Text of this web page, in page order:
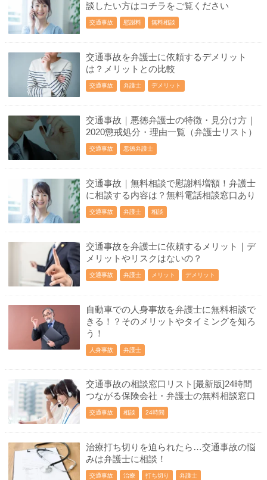
談したい方はコチラをご覧ください
交通事故 慰謝料 無料相談
交通事故を弁護士に依頼するデメリット
は？メリットとの比較
交通事故 弁護士 デメリット
交通事故｜悪徳弁護士の特徴・見分け方｜
2020懲戒処分・理由一覧（弁護士リスト）
交通事故 悪徳弁護士
交通事故｜無料相談で慰謝料増額！弁護士
に相談する内容は？無料電話相談窓口あり
交通事故 弁護士 相談
交通事故を弁護士に依頼するメリット｜デ
メリットやリスクはないの？
交通事故 弁護士 メリット デメリット
自動車での人身事故を弁護士に無料相談で
きる！？そのメリットやタイミングを知ろ
う！
人身事故 弁護士
交通事故の相談窓口リスト[最新版]24時間
つながる保険会社・弁護士の無料相談窓口
交通事故 相談 24時間
治療打ち切りを迫られたら…交通事故の悩
みは弁護士に相談！
交通事故 治療 打ち切り 弁護士